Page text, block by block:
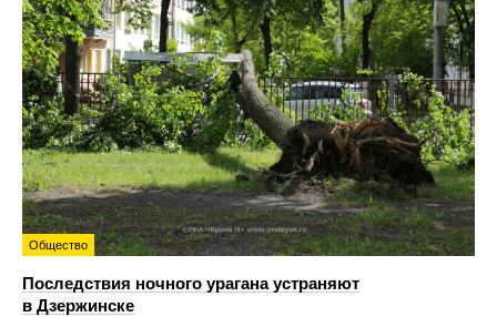
Общество
Последствия ночного урагана устраняют
в Дзержинске